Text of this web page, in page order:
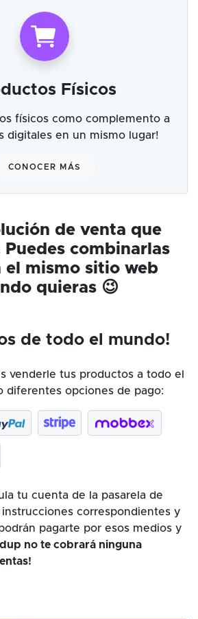
Físicos
físicos como complemento a
digitales en un mismo lugar!
CONOCER MÁS
de venta que
Puedes combinarlas
el mismo sitio web
quieras 😉
de todo el mundo!
venderle tus productos a todo el
diferentes opciones de pago:
tu cuenta de la pasarela de
instrucciones correspondientes y
pagarte por esos medios y
no te cobrará ninguna